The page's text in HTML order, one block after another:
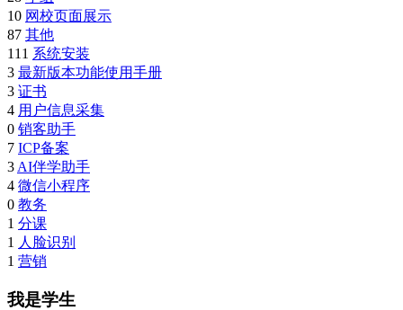
10 网校页面展示
87 其他
111 系统安装
3 最新版本功能使用手册
3 证书
4 用户信息采集
0 销客助手
7 ICP备案
3 AI伴学助手
4 微信小程序
0 教务
1 分课
1 人脸识别
1 营销
我是学生